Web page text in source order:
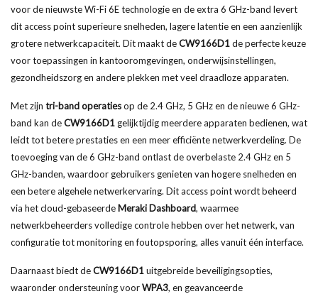
voor de nieuwste Wi-Fi 6E technologie en de extra 6 GHz-band levert
dit access point superieure snelheden, lagere latentie en een aanzienlijk
grotere netwerkcapaciteit. Dit maakt deCW9166D1de perfecte keuze
voor toepassingen in kantooromgevingen, onderwijsinstellingen,
gezondheidszorg en andere plekken met veel draadloze apparaten.
Met zijn tri-band operatiesop de 2.4 GHz, 5 GHz en de nieuwe 6 GHz-
band kan deCW9166D1 gelijktijdig meerdere apparaten bedienen, wat
leidt tot betere prestaties en een meer efficiënte netwerkverdeling. De
toevoeging van de 6 GHz-band ontlast de overbelaste 2.4 GHz en 5
GHz-banden, waardoor gebruikers genieten van hogere snelheden en
een betere algehele netwerkervaring. Dit access point wordt beheerd
via het cloud-gebaseerde Meraki Dashboard, waarmee
netwerkbeheerders volledige controle hebben over het netwerk, van
configuratie tot monitoring en foutopsporing, alles vanuit één interface.
Daarnaast biedt deCW9166D1uitgebreide beveiligingsopties,
waaronder ondersteuning voorWPA3, en geavanceerde